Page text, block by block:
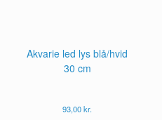
Akvarie led lys blå/hvid
30 cm
93,00kr.